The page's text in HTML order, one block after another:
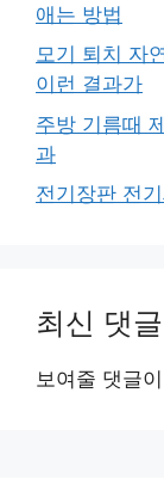
애는 방법
모기 퇴치 자
이런 결과가
주방 기름때
과
전기장판 전
최신 댓글
보여줄 댓글